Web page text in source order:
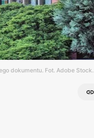
dokumentu. Fot. Adobe Stock.